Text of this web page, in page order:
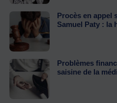
Procès en appel
Samuel Paty : la
Problèmes
saisine de la